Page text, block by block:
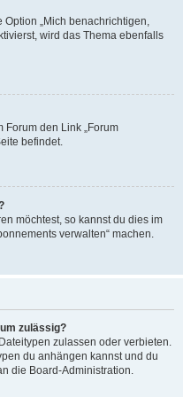
„Mich benachrichtigen,
wird das Thema ebenfalls
Forum den Link „Forum
befindet.
möchtest, so kannst du dies im
verwalten“ machen.
zulässig?
zulassen oder verbieten.
du anhängen kannst und du
die Board-Administration.